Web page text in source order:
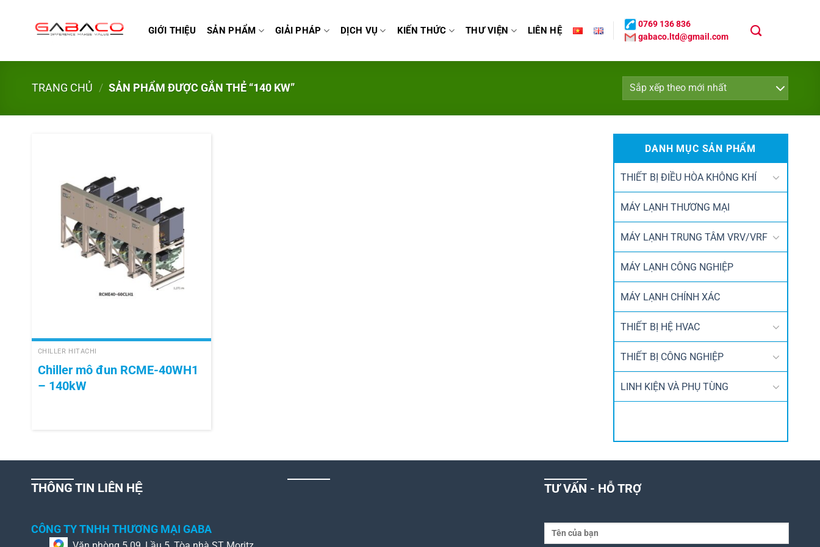
GIỚI THIỆU SẢN PHẨM GIẢI PHÁP DỊCH VỤ KIẾN THỨC THƯ VIỆN LIÊN HỆ
gabaco.ltd@gmail.com
0769 136 836
TRANG CHỦ / SẢN PHẨM ĐƯỢC GẮN THẺ “140 KW”
CHILLER HITACHI
Chiller mô đun RCME-40WH1
– 140kW
DANH MỤC SẢN PHẨM
THIẾT BỊ ĐIỀU HÒA KHÔNG KHÍ
MÁY LẠNH THƯƠNG MẠI
MÁY LẠNH TRUNG TÂM VRV/VRF
MÁY LẠNH CÔNG NGHIỆP
MÁY LẠNH CHÍNH XÁC
THIẾT BỊ HỆ HVAC
THIẾT BỊ CÔNG NGHIỆP
LINH KIỆN VÀ PHỤ TÙNG
THÔNG TIN LIÊN HỆ
CÔNG TY TNHH THƯƠNG MẠI GABA
TƯ VẤN - HỖ TRỢ